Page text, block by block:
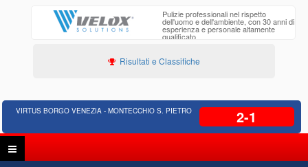
Pulizie professionali nel rispetto
dell'uomo e dell'ambiente, con 30 anni di
esperienza e personale altamente
qualificato
Risultati e Classifiche
VIRTUS BORGO VENEZIA - MONTECCHIO S. PIETRO 2-1